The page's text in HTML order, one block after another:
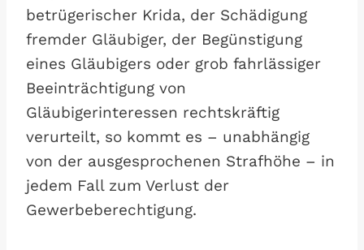
betrügerischer Krida, der Schädigung
fremder Gläubiger, der Begünstigung
eines Gläubigers oder grob fahrlässiger
Beeinträchtigung von
Gläubigerinteressen rechtskräftig
verurteilt, so kommt es – unabhängig
von der ausgesprochenen Strafhöhe – in
jedem Fall zum Verlust der
Gewerbeberechtigung.